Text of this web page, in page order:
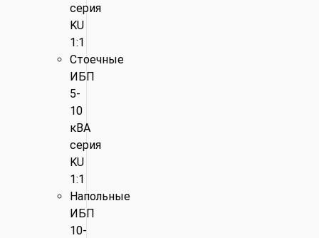
серия
KU
1:1
Стоечные
ИБП
5-
10
кВА
серия
KU
1:1
Напольные
ИБП
10-